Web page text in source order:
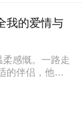
我的爱情与
柔感慨。一路走
的伴侣，他也